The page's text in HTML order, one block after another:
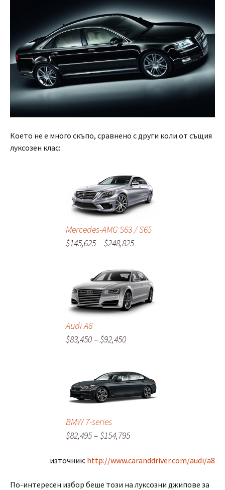
Което не е много скъпо, сравнено с други коли от същия
луксозен клас:
Mercedes-AMG S63 / S65
$145,625 – $248,825
Audi A8
$83,450 – $92,450
BMW 7-series
$82,495 – $154,795
източник: http://www.caranddriver.com/audi/a8
По-интересен избор беше този на луксозни джипове за